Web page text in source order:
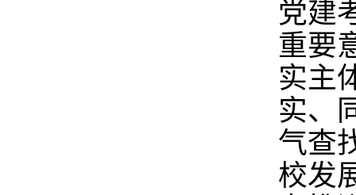
党建
重要
实主
实、
气查
校发